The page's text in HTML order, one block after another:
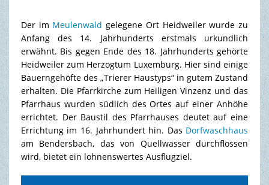
Der im Meulenwald gelegene Ort Heidweiler wurde zu
Anfang des 14. Jahrhunderts erstmals urkundlich
erwähnt. Bis gegen Ende des 18. Jahrhunderts gehörte
Heidweiler zum Herzogtum Luxemburg. Hier sind einige
Bauerngehöfte des „Trierer Haustyps“ in gutem Zustand
erhalten. Die Pfarrkirche zum Heiligen Vinzenz und das
Pfarrhaus wurden südlich des Ortes auf einer Anhöhe
errichtet. Der Baustil des Pfarrhauses deutet auf eine
Errichtung im 16. Jahrhundert hin. Das Dorfwaschhaus
am Bendersbach, das von Quellwasser durchflossen
wird, bietet ein lohnenswertes Ausflugziel.